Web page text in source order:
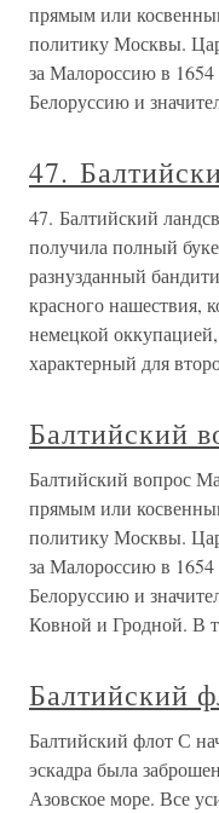
прямым или
политику Москвы.
за Малороссию в 1654
Белоруссию и
47.
47. Балтийский
получила полный
разнузданный
красного нашествия,
немецкой
характерный для
Балтийский
Балтийский вопрос
прямым или
политику Москвы.
за Малороссию в 1654
Белоруссию и
Ковной и Гродной. В
Балтийский
Балтийский флот С
эскадра была
Азовское море. Все